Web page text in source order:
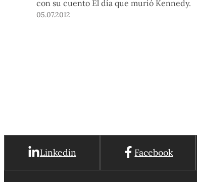
con su cuento El día que murió Kennedy.
05.07.2012
Linkedin Facebook